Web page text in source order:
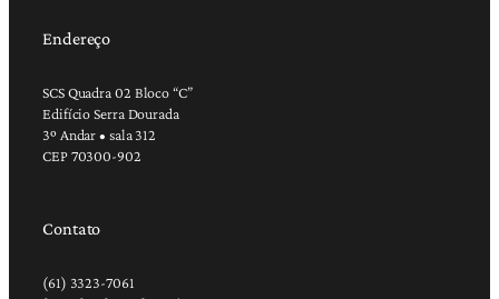
Endereço
SCS Quadra 02 Bloco “C”
Edifício Serra Dourada
3º Andar • sala 312
CEP 70300-902
Contato
(61) 3323-7061